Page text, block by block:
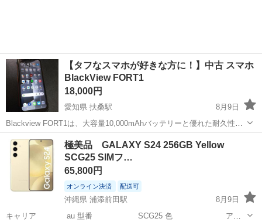
【タフなスマホが好きな方に！】中古 スマホ
BlackView FORT1
18,000円
愛知県 扶桑駅
8月9日
Blackview FORT1は、大容量10,000mAhバッテリーと優れた耐久性
（IP68/IP69K防水防塵・MIL-STD-810H耐衝撃）を特徴とする、
Android 16 搭載のSIMフリータフネススマートフォンで...
愛知 江南市 扶桑駅
極美品 GALAXY S24 256GB Yellow
SCG25 SIMフ…
65,800円
オンライン決済 配送可
沖縄県 浦添前田駅
8月9日
キャリア au 型番 SCG25 色 アン